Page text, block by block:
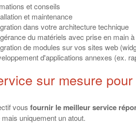
et conseils
et maintenance
dans votre architecture technique
du matériels avec prise en main
de modules sur vos sites web
d'applications annexes (ex.
sur mesure
vous fournir le meilleur service
uniquement un atout.